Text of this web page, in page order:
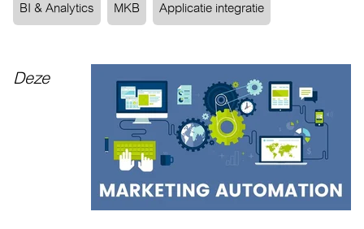
BI & Analytics MKB Applicatie integratie
Deze